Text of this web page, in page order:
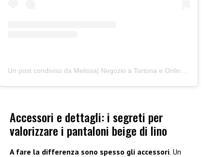
Accessori e dettagli: i segreti per
valorizzare i pantaloni beige di lino
A fare la differenza sono spesso gli accessori. Un